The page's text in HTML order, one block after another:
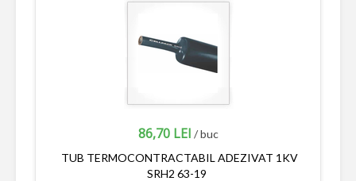
86,70 LEI / buc
TUB TERMOCONTRACTABIL ADEZIVAT 1KV
SRH2 63-19